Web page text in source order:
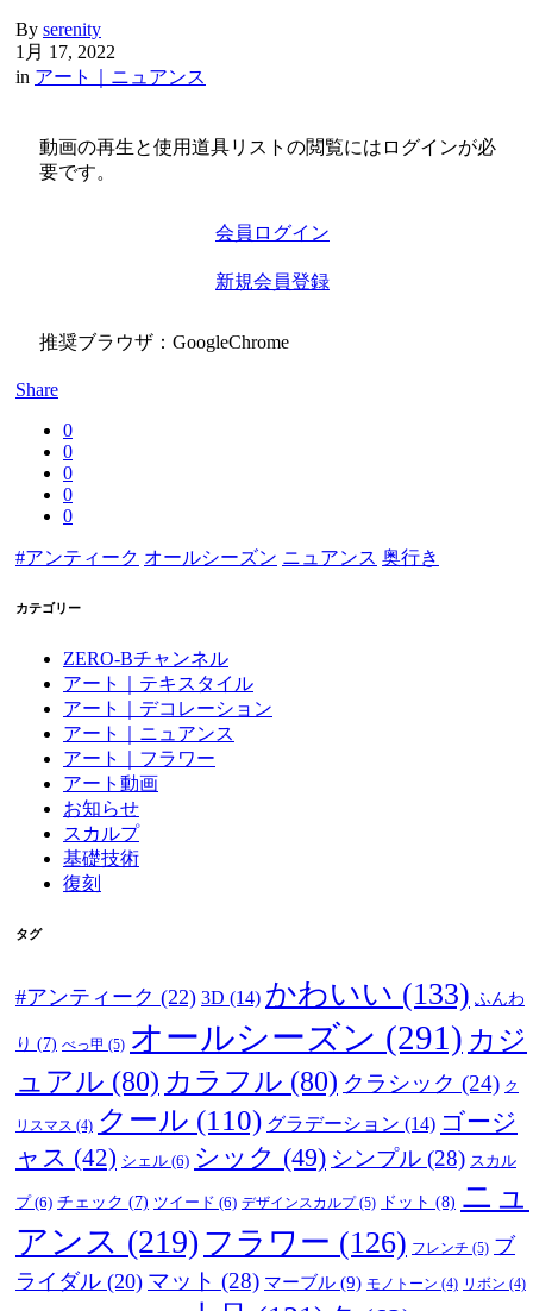
By serenity
1月 17, 2022
in アート｜ニュアンス
動画の再生と使用道具リストの閲覧にはログインが必
要です。
会員ログイン
新規会員登録
推奨ブラウザ：GoogleChrome
Share
0
0
0
0
0
#アンティーク オールシーズン ニュアンス 奥行き
カテゴリー
ZERO-Bチャンネル
アート｜テキスタイル
アート｜デコレーション
アート｜ニュアンス
アート｜フラワー
アート動画
お知らせ
スカルプ
基礎技術
復刻
タグ
#アンティーク (22) 3D (14) かわいい (133) ふんわ
り (7) べっ甲 (5) オールシーズン (291) カジ
ュアル (80) カラフル (80) クラシック (24) ク
リスマス (4) クール (110) グラデーション (14) ゴージ
ャス (42) シェル (6) シック (49) シンプル (28) スカル
プ(6) チェック (7) ツイード (6) デザインスカルプ(5) ドット (8) ニュ
アンス (219) フラワー (126) フレンチ (5) ブ
ライダル (20) マット (28) マーブル (9) モノトーン (4) リボン (4)